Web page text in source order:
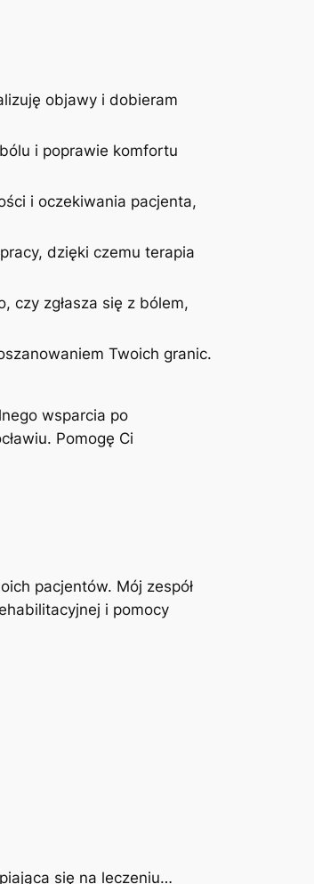
objawy i dobieram
i poprawie komfortu
i oczekiwania pacjenta,
dzięki czemu terapia
czy zgłasza się z bólem,
Twoich granic.
wsparcia po
Pomogę Ci
pacjentów. Mój zespół
i pomocy
się na leczeniu…